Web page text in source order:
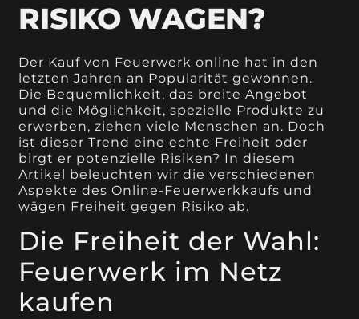
RISIKO WAGEN?
Der Kauf von Feuerwerk online hat in den
letzten Jahren an Popularität gewonnen.
Die Bequemlichkeit, das breite Angebot
und die Möglichkeit, spezielle Produkte zu
erwerben, ziehen viele Menschen an. Doch
ist dieser Trend eine echte Freiheit oder
birgt er potenzielle Risiken? In diesem
Artikel beleuchten wir die verschiedenen
Aspekte des Online-Feuerwerkkaufs und
wägen Freiheit gegen Risiko ab.
Die Freiheit der Wahl:
Feuerwerk im Netz
kaufen